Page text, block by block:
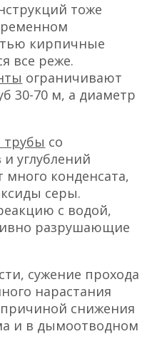
тоже
кирпичные
все реже.
ограничивают
30-70 м, а диаметр
со
углублений
много конденсата,
серы.
с водой,
разрушающие
сужение прохода
нарастания
причиной снижения
и в дымоотводном